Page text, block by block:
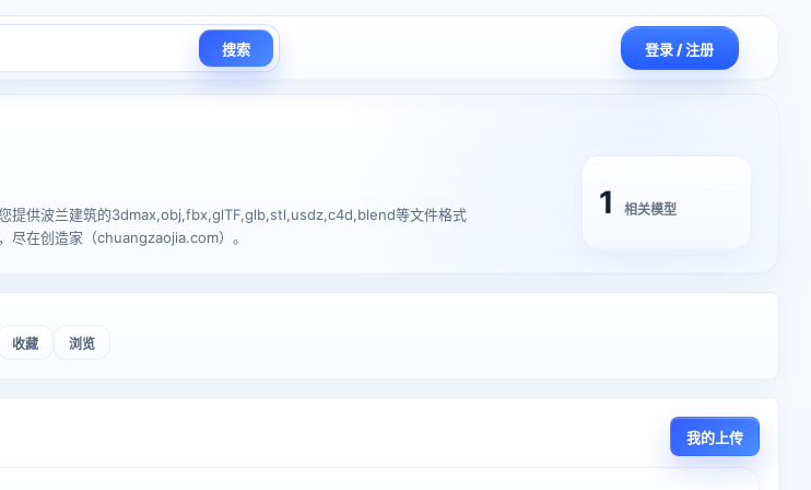
搜索 登录 / 注册
提供波兰建筑的3dmax,obj,fbx,glTF,glb,stl,usdz,c4d,blend等文件格式
尽在创造家（chuangzaojia.com）。
1 相关模型
收藏 浏览
我的上传